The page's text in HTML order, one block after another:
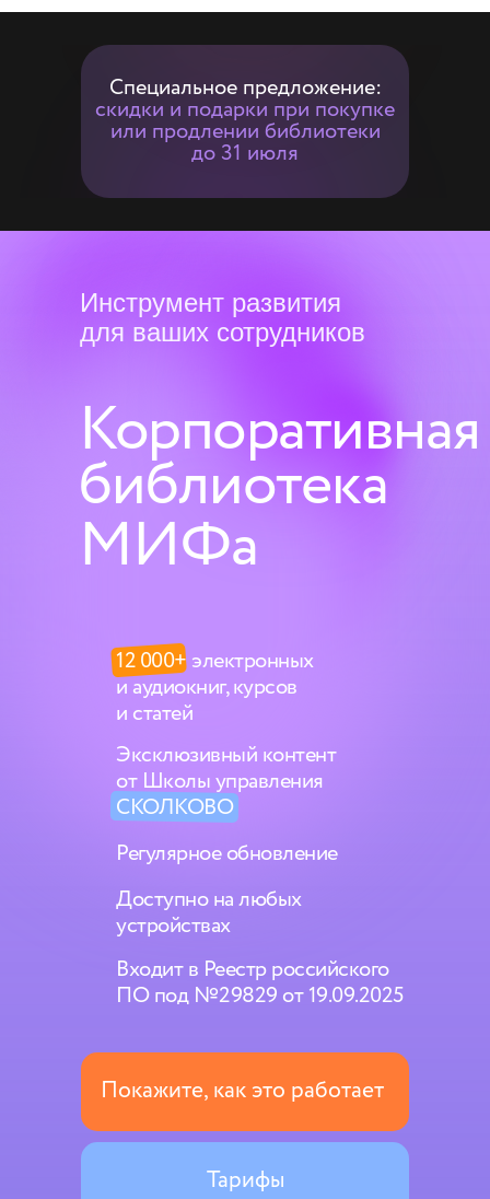
Специальное предложение:
скидки и подарки при покупке
или продлении библиотеки
до 31 июля
Корпоративная
библиотека
МИФа
Покажите, как это работает
Тарифы
Инструмент развития
для ваших сотрудников
Входит в Реестр российского
ПО под №29829 от 19.09.2025
Доступно на любых
устройствах
Регулярное обновление
Эксклюзивный контент
от Школы управления
СКОЛКОВО
12 000+ электронных
и аудиокниг, курсов
и статей